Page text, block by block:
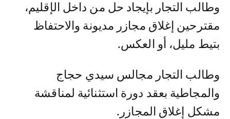
وطالب التجار بإيجاد حل من داخل الإقليم،
مقترحين إغلاق مجازر مديونة والاحتفاظ
بتيط مليل، أو العكس.
وطالب التجار مجالس سيدي حجاج
والمجاطية بعقد دورة استثنائية لمناقشة
مشكل إغلاق المجازر.